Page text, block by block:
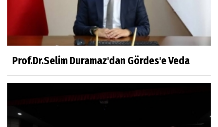
Dr.Fatih KESKİN
Millî Edebiyat, Millî Şuur, Millî Takım
Sıracettin ÇELİK
Çalıkuşu
Prof.Dr.Selim Duramaz'dan Gördes'e Veda